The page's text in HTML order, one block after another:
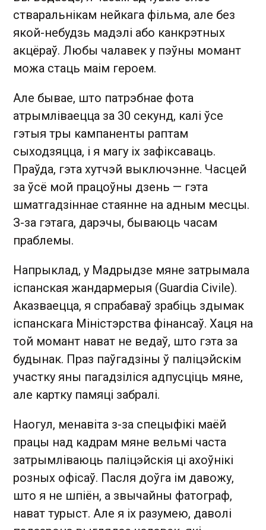
стваральнікам нейкага фільма, але без
якой-небудзь мадэлі або канкрэтных
акцёраў. Любы чалавек у пэўны момант
можа стаць маім героем.
Але бывае, што патрэбнае фота
атрымліваецца за 30 секунд, калі ўсе
гэтыя тры кампаненты раптам
сыходзяцца, і я магу іх зафіксаваць.
Праўда, гэта хутчэй выключэнне. Часцей
за ўсё мой працоўны дзень — гэта
шматгадзіннае стаянне на адным месцы.
З-за гэтага, дарэчы, бываюць часам
праблемы.
Напрыклад, у Мадрыдзе мяне затрымала
іспанская жандармерыя (Guardia Civile).
Аказваецца, я спрабаваў зрабіць здымак
іспанскага Міністэрства фінансаў. Хаця на
той момант нават не ведаў, што гэта за
будынак. Праз паўгадзіны ў паліцэйскім
участку яны пагадзіліся адпусціць мяне,
але картку памяці забралі.
Наогул, менавіта з-за спецыфікі маёй
працы над кадрам мяне вельмі часта
затрымліваюць паліцэйскія ці ахоўнікі
розных офісаў. Пасля доўга ім давожу,
што я не шпіён, а звычайны фатограф,
нават турыст. Але я іх разумею, даволі